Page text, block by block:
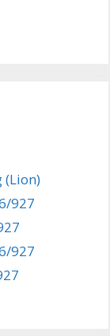
(Lion)
927
927